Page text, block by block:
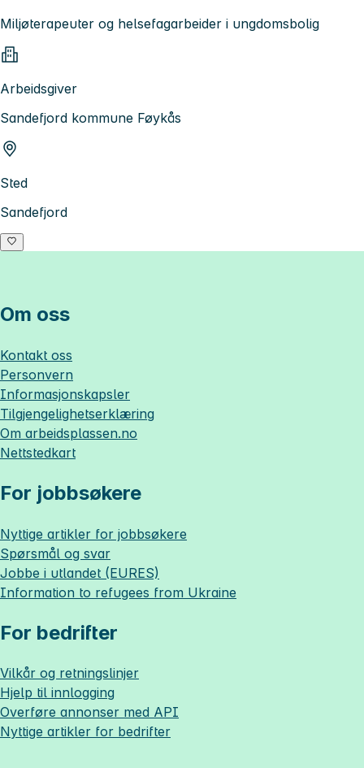
Miljøterapeuter og helsefagarbeider i ungdomsbolig
Arbeidsgiver
Sandefjord kommune Føykås
Sted
Sandefjord
Om oss
Kontakt oss
Personvern
Informasjonskapsler
Tilgjengelighetserklæring
Om arbeidsplassen.no
Nettstedkart
For jobbsøkere
Nyttige artikler for jobbsøkere
Spørsmål og svar
Jobbe i utlandet (EURES)
Information to refugees from Ukraine
For bedrifter
Vilkår og retningslinjer
Hjelp til innlogging
Overføre annonser med API
Nyttige artikler for bedrifter